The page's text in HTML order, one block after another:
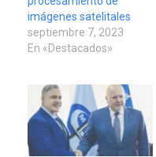
imágenes satelitales
septiembre 7, 2023
En «Destacados»